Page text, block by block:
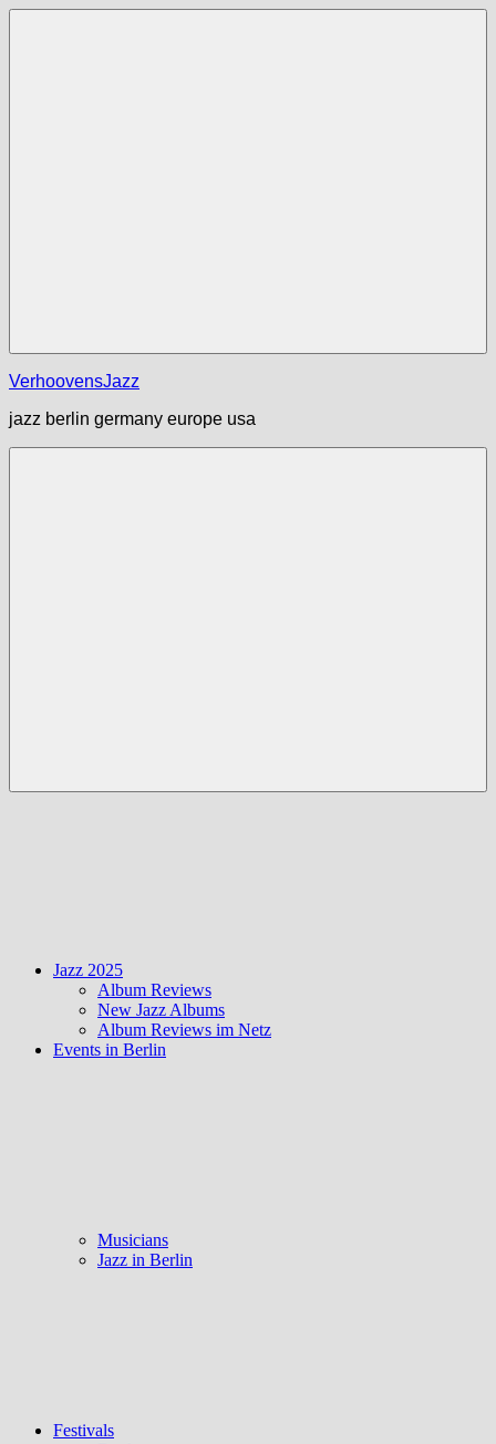
Zum
VerhoovensJazz
jazz berlin germany europe usa
Jazz 2025
Album Reviews
New Jazz Albums
Album Reviews im Netz
Events in Berlin
Musicians
Jazz in Berlin
Festivals